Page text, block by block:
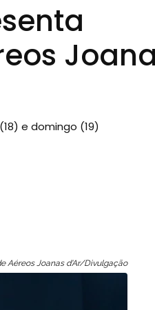
e domingo (19)
Aéreos Joanas d'Ar/Divulgação